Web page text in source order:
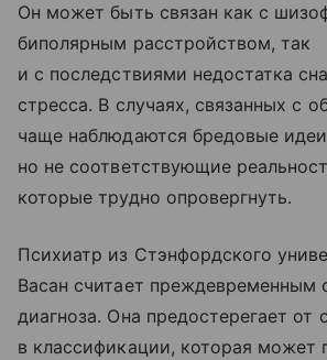
Он может быть связан как с
биполярным расстройством, так
и с последствиями недостатка
стресса. В случаях, связанных с
чаще наблюдаются бредовые
но не соответствующие
которые трудно опровергнуть.
Психиатр из Стэнфордского
Васан считает преждевременным
диагноза. Она предостерегает от
в классификации, которая может